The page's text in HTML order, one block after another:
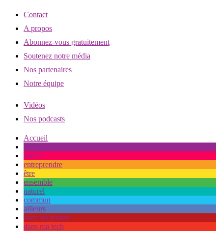
Contact
A propos
Abonnez-vous gratuitement
Soutenez notre média
Nos partenaires
Notre équipe
Vidéos
Nos podcasts
Accueil
inséré
entreprendre
être
ensemble
naturel
commun
ailleurs
avec les jeunes
dans ma tech